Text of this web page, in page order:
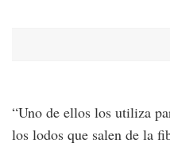
“Uno de ellos los utiliza
los lodos que salen de la